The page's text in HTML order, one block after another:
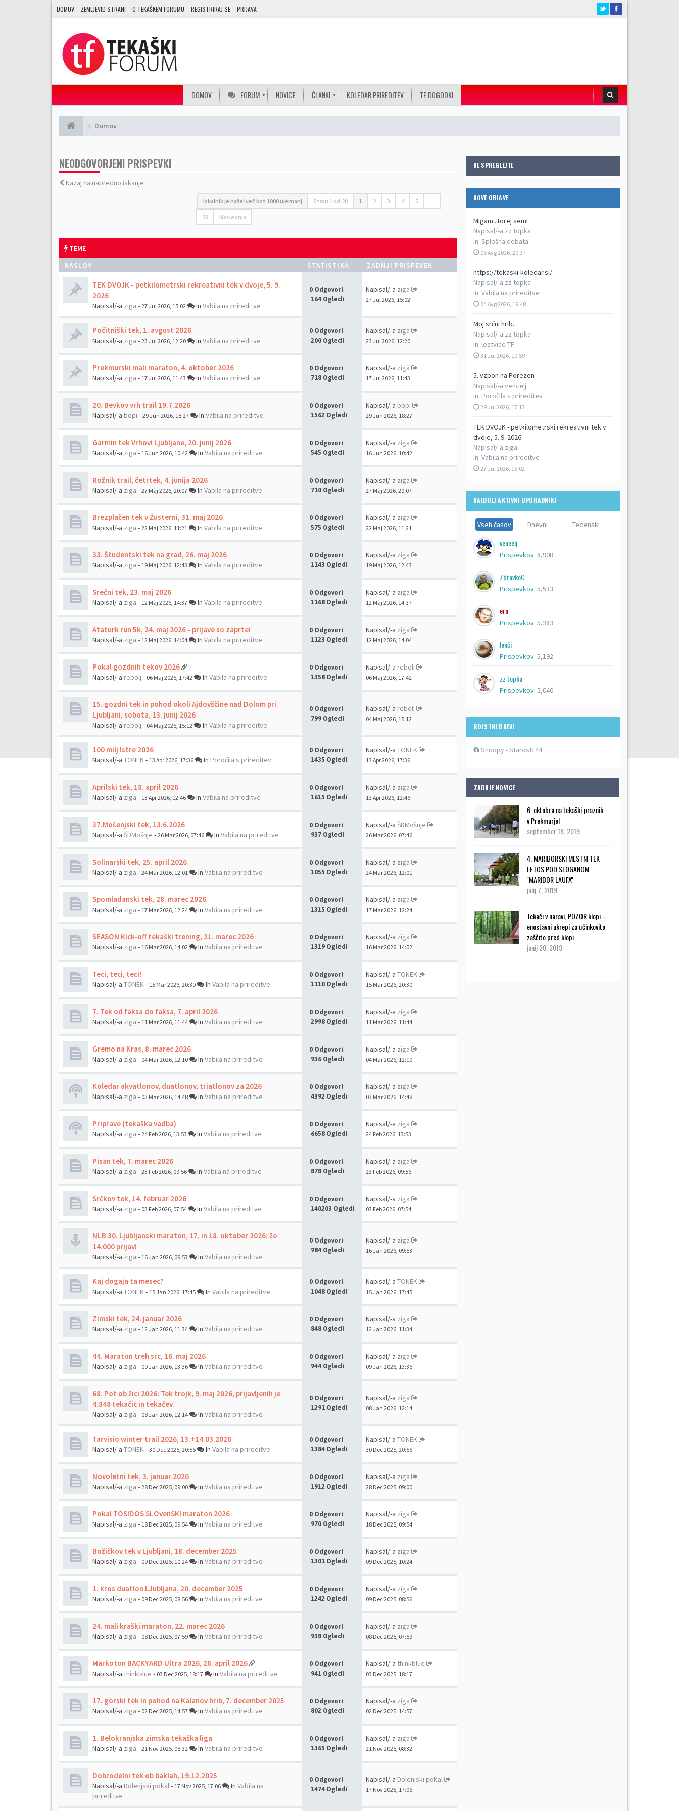
DOMOV ZEMLJEVID STRANI O TEKAŠKEM FORUMU REGISTRIRAJ SE PRIJAVA
DOMOV FORUM NOVICE ČLANKI KOLEDAR PRIREDITEV TF DOGODKI
Domov
NE SPREGLEJTE
NOVE OBJAVE
Migam...torej sem!
Napisal/-a zz topka
In: Splošna debata
06 Avg 2026, 20:37
https://tekaski-koledar.si/
Napisal/-a zz topka
In: Vabila na prireditve
04 Avg 2026, 19:48
Moj srčni hrib..
Napisal/-a zz topka
In: lestvice TF
31 Jul 2026, 10:59
5. vzpon na Porezen
Napisal/-a vencelj
In: Poročila s prireditev
29 Jul 2026, 17:13
TEK DVOJK - petkilometrski rekreativni tek v
dvoje, 5. 9. 2026
Napisal/-a ziga
In: Vabila na prireditve
27 Jul 2026, 15:02
NAJBOLJ AKTIVNI UPORABNIKI
Vseh časov Dnevni Tedenski
vencelj
Prispevkov: 8,908
ZdravkoC
Prispevkov: 5,533
ero
Prispevkov: 5,383
lenči
Prispevkov: 5,192
zz topka
Prispevkov: 5,040
ROJSTNI DNEVI
Snoopy - Starost: 44
ZADNJE NOVICE
6. oktobra na tekaški praznik
v Prekmurje!
september 18, 2019
4. MARIBORSKI MESTNI TEK
LETOS POD SLOGANOM
''MARIBOR LAUFA''
julij 7, 2019
Tekači v naravi, POZOR klopi –
enostavni ukrepi za učinkovito
zaščito pred klopi
junij 20, 2019
NEODGOVORJENI PRISPEVKI
Nazaj na napredno iskanje
Iskalnik je našel več kot 1000 ujemanj Stran 1od 20 1 2 3 4 5 …
20 Naslednja
TEME
NASLOV
STATISTIKA ZADNJI PRISPEVEK
TEK DVOJK - petkilometrski rekreativni tek v dvoje, 5. 9.
2026
Napisal/-a ziga - 27 Jul 2026, 15:02 In Vabila na prireditve
0 Odgovori
164 Ogledi
Napisal/-a ziga
27 Jul 2026, 15:02
Počitniški tek, 1. avgust 2026
Napisal/-a ziga - 23 Jul 2026, 12:20 In Vabila na prireditve
0 Odgovori
200 Ogledi
Napisal/-a ziga
23 Jul 2026, 12:20
Prekmurski mali maraton, 4. oktober 2026
Napisal/-a ziga - 17 Jul 2026, 11:43 In Vabila na prireditve
0 Odgovori
718 Ogledi
Napisal/-a ziga
17 Jul 2026, 11:43
20. Bevkov vrh trail 19.7.2026
Napisal/-a bopi - 29 Jun 2026, 18:27 In Vabila na prireditve
0 Odgovori
1562 Ogledi
Napisal/-a bopi
29 Jun 2026, 18:27
Garmin tek Vrhovi Ljubljane, 20. junij 2026
Napisal/-a ziga - 16 Jun 2026, 10:42 In Vabila na prireditve
0 Odgovori
545 Ogledi
Napisal/-a ziga
16 Jun 2026, 10:42
Rožnik trail, četrtek, 4. junija 2026
Napisal/-a ziga - 27 Maj 2026, 20:07 In Vabila na prireditve
0 Odgovori
710 Ogledi
Napisal/-a ziga
27 Maj 2026, 20:07
Brezplačen tek v Žusterni, 31. maj 2026
Napisal/-a ziga - 22 Maj 2026, 11:21 In Vabila na prireditve
0 Odgovori
575 Ogledi
Napisal/-a ziga
22 Maj 2026, 11:21
33. Študentski tek na grad, 26. maj 2026
Napisal/-a ziga - 19 Maj 2026, 12:43 In Vabila na prireditve
0 Odgovori
1143 Ogledi
Napisal/-a ziga
19 Maj 2026, 12:43
Srečni tek, 23. maj 2026
Napisal/-a ziga - 12 Maj 2026, 14:37 In Vabila na prireditve
0 Odgovori
1168 Ogledi
Napisal/-a ziga
12 Maj 2026, 14:37
Ataturk run 5k, 24. maj 2026 - prijave so zaprte!
Napisal/-a ziga - 12 Maj 2026, 14:04 In Vabila na prireditve
0 Odgovori
1123 Ogledi
Napisal/-a ziga
12 Maj 2026, 14:04
Pokal gozdnih tekov 2026
Napisal/-a rebolj - 06 Maj 2026, 17:42 In Vabila na prireditve
0 Odgovori
1358 Ogledi
Napisal/-a rebolj
06 Maj 2026, 17:42
15. gozdni tek in pohod okoli Ajdovščine nad Dolom pri
Ljubljani, sobota, 13. junij 2026
Napisal/-a rebolj - 04 Maj 2026, 15:12 In Vabila na prireditve
0 Odgovori
799 Ogledi
Napisal/-a rebolj
04 Maj 2026, 15:12
100 milj Istre 2026
Napisal/-a TONEK- 13 Apr 2026, 17:36 In Poročila s prireditev
0 Odgovori
1435 Ogledi
Napisal/-a TONEK
13 Apr 2026, 17:36
Aprilski tek, 18. april 2026
Napisal/-a ziga - 13 Apr 2026, 12:46 In Vabila na prireditve
0 Odgovori
1615 Ogledi
Napisal/-a ziga
13 Apr 2026, 12:46
37.Mošenjski tek, 13.6.2026
Napisal/-a ŠDMošnje - 26 Mar 2026, 07:46 In Vabila na prireditve
0 Odgovori
937 Ogledi
Napisal/-a ŠDMošnje
26 Mar 2026, 07:46
Solinarski tek, 25. april 2026
Napisal/-a ziga - 24 Mar 2026, 12:01 In Vabila na prireditve
0 Odgovori
1055 Ogledi
Napisal/-a ziga
24 Mar 2026, 12:01
Spomladanski tek, 28. marec 2026
Napisal/-a ziga - 17 Mar 2026, 12:24 In Vabila na prireditve
0 Odgovori
1315 Ogledi
Napisal/-a ziga
17 Mar 2026, 12:24
SEASON Kick-off tekaški trening, 21. marec 2026
Napisal/-a ziga - 16 Mar 2026, 14:02 In Vabila na prireditve
0 Odgovori
1319 Ogledi
Napisal/-a ziga
16 Mar 2026, 14:02
Teci, teci, teci!
Napisal/-a TONEK- 15 Mar 2026, 20:30 In Vabila na prireditve
0 Odgovori
1110 Ogledi
Napisal/-a TONEK
15 Mar 2026, 20:30
7. Tek od faksa do faksa, 7. april 2026
Napisal/-a ziga - 11 Mar 2026, 11:44 In Vabila na prireditve
0 Odgovori
2998 Ogledi
Napisal/-a ziga
11 Mar 2026, 11:44
Gremo na Kras, 8. marec 2026
Napisal/-a ziga - 04 Mar 2026, 12:10 In Vabila na prireditve
0 Odgovori
936 Ogledi
Napisal/-a ziga
04 Mar 2026, 12:10
Koledar akvatlonov, duatlonov, triatlonov za 2026
Napisal/-a ziga - 03 Mar 2026, 14:48 In Vabila na prireditve
0 Odgovori
4392 Ogledi
Napisal/-a ziga
03 Mar 2026, 14:48
Priprave (tekaška vadba)
Napisal/-a ziga - 24 Feb 2026, 13:53 In Vabila na prireditve
0 Odgovori
6658 Ogledi
Napisal/-a ziga
24 Feb 2026, 13:53
Pisan tek, 7. marec 2026
Napisal/-a ziga - 23 Feb 2026, 09:56 In Vabila na prireditve
0 Odgovori
878 Ogledi
Napisal/-a ziga
23 Feb 2026, 09:56
Srčkov tek, 14. februar 2026
Napisal/-a ziga - 03 Feb 2026, 07:54 In Vabila na prireditve
0 Odgovori
140203 Ogledi
Napisal/-a ziga
03 Feb 2026, 07:54
NLB 30. Ljubljanski maraton, 17. in 18. oktober 2026: že
14.000 prijav!
Napisal/-a ziga - 16 Jan 2026, 09:53 In Vabila na prireditve
0 Odgovori
984 Ogledi
Napisal/-a ziga
16 Jan 2026, 09:53
Kaj dogaja ta mesec?
Napisal/-a TONEK- 15 Jan 2026, 17:45 In Vabila na prireditve
0 Odgovori
1048 Ogledi
Napisal/-a TONEK
15 Jan 2026, 17:45
Zimski tek, 24. januar 2026
Napisal/-a ziga - 12 Jan 2026, 11:34 In Vabila na prireditve
0 Odgovori
848 Ogledi
Napisal/-a ziga
12 Jan 2026, 11:34
44. Maraton treh src, 16. maj 2026
Napisal/-a ziga - 09 Jan 2026, 13:36 In Vabila na prireditve
0 Odgovori
944 Ogledi
Napisal/-a ziga
09 Jan 2026, 13:36
68. Pot ob žici 2026: Tek trojk, 9. maj 2026, prijavljenih je
4.848 tekačic in tekačev.
Napisal/-a ziga - 08 Jan 2026, 12:14 In Vabila na prireditve
0 Odgovori
1291 Ogledi
Napisal/-a ziga
08 Jan 2026, 12:14
Tarvisio winter trail 2026, 13.+14.03.2026
Napisal/-a TONEK- 30 Dec 2025, 20:56 In Vabila na prireditve
0 Odgovori
1384 Ogledi
Napisal/-a TONEK
30 Dec 2025, 20:56
Novoletni tek, 3. januar 2026
Napisal/-a ziga - 28 Dec 2025, 09:00 In Vabila na prireditve
0 Odgovori
1912 Ogledi
Napisal/-a ziga
28 Dec 2025, 09:00
Pokal TOSIDOS SLOvenSKI maraton 2026
Napisal/-a ziga - 18 Dec 2025, 09:54 In Vabila na prireditve
0 Odgovori
970 Ogledi
Napisal/-a ziga
18 Dec 2025, 09:54
Božičkov tek v Ljubljani, 18. december 2025
Napisal/-a ziga - 09 Dec 2025, 10:24 In Vabila na prireditve
0 Odgovori
1301 Ogledi
Napisal/-a ziga
09 Dec 2025, 10:24
1. kros duatlon LJubljana, 20. december 2025
Napisal/-a ziga - 09 Dec 2025, 08:56 In Vabila na prireditve
0 Odgovori
1242 Ogledi
Napisal/-a ziga
09 Dec 2025, 08:56
24. mali kraški maraton, 22. marec 2026
Napisal/-a ziga - 08 Dec 2025, 07:59 In Vabila na prireditve
0 Odgovori
938 Ogledi
Napisal/-a ziga
08 Dec 2025, 07:59
Markoton BACKYARD Ultra 2026, 26. april 2026
Napisal/-a thinkblue - 03 Dec 2025, 18:17 In Vabila na prireditve
0 Odgovori
941 Ogledi
Napisal/-a thinkblue
03 Dec 2025, 18:17
17. gorski tek in pohod na Kalanov hrib, 7. december 2025
Napisal/-a ziga - 02 Dec 2025, 14:57 In Vabila na prireditve
0 Odgovori
802 Ogledi
Napisal/-a ziga
02 Dec 2025, 14:57
1. Belokranjska zimska tekaška liga
Napisal/-a ziga - 21 Nov 2025, 08:32 In Vabila na prireditve
0 Odgovori
1365 Ogledi
Napisal/-a ziga
21 Nov 2025, 08:32
Dobrodelni tek ob baklah, 19.12.2025
Napisal/-a Dolenjski pokal- 17 Nov 2025, 17:06 In Vabila na
prireditve
0 Odgovori
1474 Ogledi
Napisal/-a Dolenjski pokal
17 Nov 2025, 17:06